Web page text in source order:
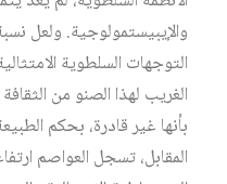
والإيبيستمولوجية. ولعل
التوجهات السلطوية
الغريب لهذا الصنو من
بأنها غير قادرة، بحكم
المقابل، تسجل العواصم